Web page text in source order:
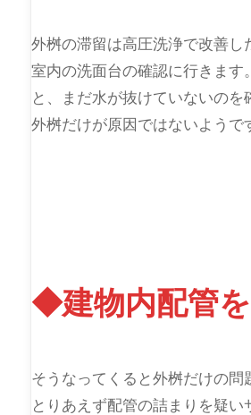
外桝の滞留は高圧洗浄で改善し
室内の洗面台の確認に行きます
と、まだ水が抜けていないのを
外桝だけが原因ではないようで
◆建物内配管
そうなってくると外桝だけの問
とりあえず配管の詰まりを疑